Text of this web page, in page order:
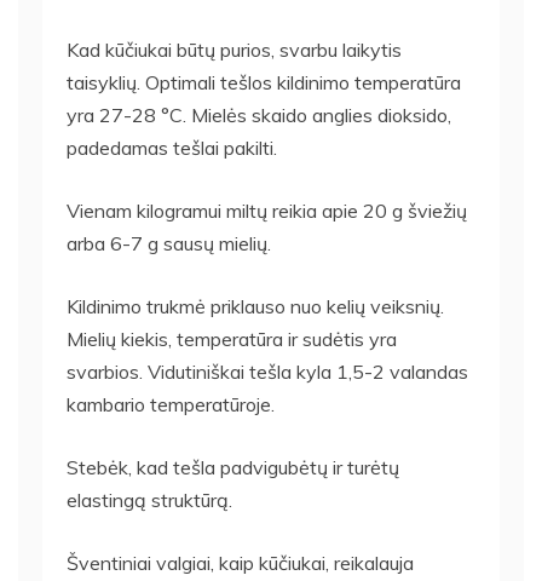
Kad kūčiukai būtų purios, svarbu laikytis
taisyklių. Optimali tešlos kildinimo temperatūra
yra 27-28 °C. Mielės skaido anglies dioksido,
padedamas tešlai pakilti.
Vienam kilogramui miltų reikia apie 20 g šviežių
arba 6-7 g sausų mielių.
Kildinimo trukmė priklauso nuo kelių veiksnių.
Mielių kiekis, temperatūra ir sudėtis yra
svarbios. Vidutiniškai tešla kyla 1,5-2 valandas
kambario temperatūroje.
Stebėk, kad tešla padvigubėtų ir turėtų
elastingą struktūrą.
Šventiniai valgiai, kaip kūčiukai, reikalauja